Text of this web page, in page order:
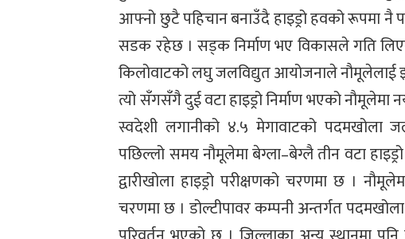
आफ्नो छुटै पहिचान बनाउँदै हाइड्रो हवको रूपमा नै
सडक रहेछ । सड्क निर्माण भए विकासले गति
किलोवाटको लघु जलविद्युत आयोजनाले
त्यो सँगसँगै दुई वटा हाइड्रो निर्माण भएको नौमूलेमा
स्वदेशी लगानीको ४.५ मेगावाटको पदमखोला
पछिल्लो समय नौमूलेमा बेग्ला–बेग्लै तीन वटा
द्वारीखोला हाइड्रो परीक्षणको चरणमा छ ।
चरणमा छ । डोल्टीपावर कम्पनी अन्तर्गत पदमखोला